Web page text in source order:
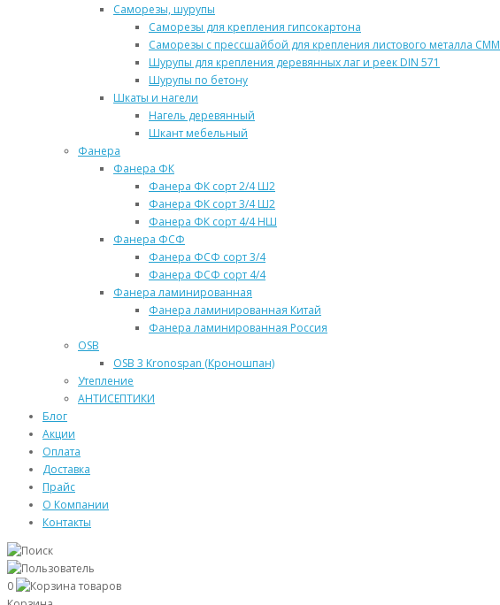
Саморезы, шурупы
Саморезы для крепления гипсокартона
Саморезы с прессшайбой для крепления листового металла СММ
Шурупы для крепления деревянных лаг и реек DIN 571
Шурупы по бетону
Шкаты и нагели
Нагель деревянный
Шкант мебельный
Фанера
Фанера ФК
Фанера ФК сорт 2/4 Ш2
Фанера ФК сорт 3/4 Ш2
Фанера ФК сорт 4/4 НШ
Фанера ФСФ
Фанера ФСФ сорт 3/4
Фанера ФСФ сорт 4/4
Фанера ламинированная
Фанера ламинированная Китай
Фанера ламинированная Россия
OSB
OSB 3 Kronospan (Кроношпан)
Утепление
АНТИСЕПТИКИ
Блог
Акции
Оплата
Доставка
Прайс
О Компании
Контакты
0